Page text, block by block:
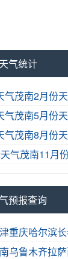
气统计
气茂南2月份
气茂南5月份
气茂南8月份
气茂南11月
预报查询
重庆哈尔滨
乌鲁木齐拉萨